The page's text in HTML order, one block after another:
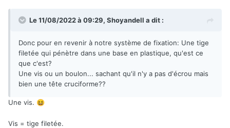
Le 11/08/2022 à 09:29, Shoyandell a dit :
Donc pour en revenir à notre système de fixation: Une tige
filetée qui pénètre dans une base en plastique, qu'est ce
que c'est?
Une vis ou un boulon... sachant qu'il n'y a pas d'écrou mais
bien une tête cruciforme??
Une vis. 😆
Vis = tige filetée.